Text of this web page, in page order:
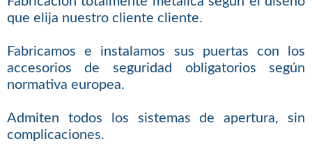
que elija nuestro cliente cliente.
Fabricamos e instalamos sus puertas con los
accesorios de seguridad obligatorios según
normativa europea.
Admiten todos los sistemas de apertura, sin
complicaciones.